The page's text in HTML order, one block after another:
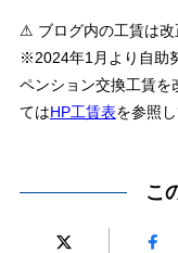
⚠ ブログ内の工賃は改
※2024年1月より自助
ペンション交換工賃を
てはHP工賃表を参照
こ